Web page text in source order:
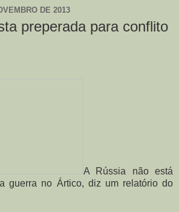
DE 2013
preperada para conflito
A Rússia
não está
guerra no Ártico, diz um relatório do